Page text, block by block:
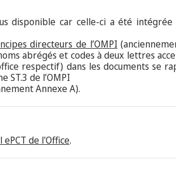
disponible car celle-ci a été
directeurs de l’OMPI
abrégés et codes à deux lettres
respectif) dans les documents se
ST.3 de l’OMPI
Annexe A).
ePCT de l'Office.